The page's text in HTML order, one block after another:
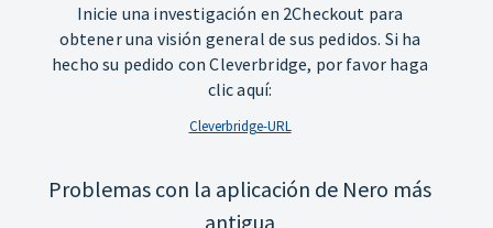
Inicie una investigación en 2Checkout para
obtener una visión general de sus pedidos. Si ha
hecho su pedido con Cleverbridge, por favor haga
clic aquí:
Cleverbridge-URL
Problemas con la aplicación de Nero más
antigua